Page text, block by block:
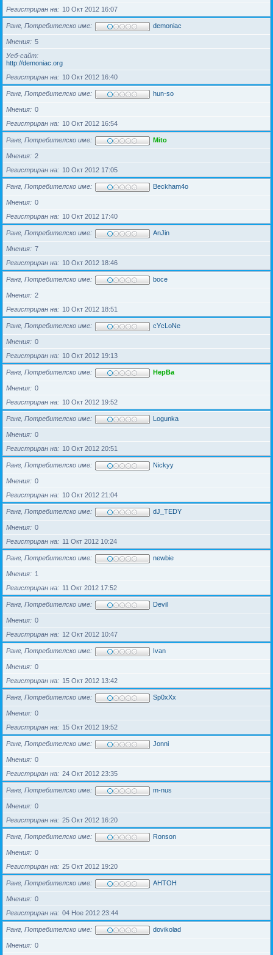
Регистриран на
10 Окт 2012 16:07
Ранг, Потребителско име demoniac
Мнения
5
Уеб-сайт
http://demoniac.org
Регистриран на
10 Окт 2012 16:40
Ранг, Потребителско име hun-so
Мнения
0
Регистриран на
10 Окт 2012 16:54
Ранг, Потребителско име Mito
Мнения
2
Регистриран на
10 Окт 2012 17:05
Ранг, Потребителско име Beckham4o
Мнения
0
Регистриран на
10 Окт 2012 17:40
Ранг, Потребителско име AnJin
Мнения
7
Регистриран на
10 Окт 2012 18:46
Ранг, Потребителско име boce
Мнения
2
Регистриран на
10 Окт 2012 18:51
Ранг, Потребителско име cYcLoNe
Мнения
0
Регистриран на
10 Окт 2012 19:13
Ранг, Потребителско име HepBa
Мнения
0
Регистриран на
10 Окт 2012 19:52
Ранг, Потребителско име Logunka
Мнения
0
Регистриран на
10 Окт 2012 20:51
Ранг, Потребителско име Nickyy
Мнения
0
Регистриран на
10 Окт 2012 21:04
Ранг, Потребителско име dJ_TEDY
Мнения
0
Регистриран на
11 Окт 2012 10:24
Ранг, Потребителско име newbie
Мнения
1
Регистриран на
11 Окт 2012 17:52
Ранг, Потребителско име Devil
Мнения
0
Регистриран на
12 Окт 2012 10:47
Ранг, Потребителско име Ivan
Мнения
0
Регистриран на
15 Окт 2012 13:42
Ранг, Потребителско име Sp0xXx
Мнения
0
Регистриран на
15 Окт 2012 19:52
Ранг, Потребителско име Jonni
Мнения
0
Регистриран на
24 Окт 2012 23:35
Ранг, Потребителско име m-nus
Мнения
0
Регистриран на
25 Окт 2012 16:20
Ранг, Потребителско име Ronson
Мнения
0
Регистриран на
25 Окт 2012 19:20
Ранг, Потребителско име AHTOH
Мнения
0
Регистриран на
04 Ное 2012 23:44
Ранг, Потребителско име dovikolad
Мнения 0